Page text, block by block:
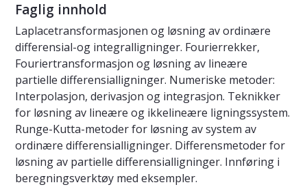
Faglig innhold
Laplacetransformasjonen og løsning av ordinære
differensial-og integralligninger. Fourierrekker,
Fouriertransformasjon og løsning av lineære
partielle differensialligninger. Numeriske metoder:
Interpolasjon, derivasjon og integrasjon. Teknikker
for løsning av lineære og ikkelineære ligningssystem.
Runge-Kutta-metoder for løsning av system av
ordinære differensialligninger. Differensmetoder for
løsning av partielle differensialligninger. Innføring i
beregningsverktøy med eksempler.